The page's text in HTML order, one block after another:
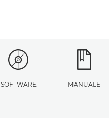
SOFTWARE MANUALE